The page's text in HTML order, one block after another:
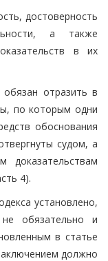
достоверность
а также
в их
обязан отразить в
по которым одни
обоснования
судом, а
4).
установлено,
обязательно и
в статье
должно